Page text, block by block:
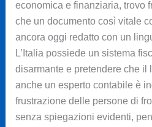
economica e finanziaria, trovo
che un documento così vitale
ancora oggi redatto con un
L’Italia possiede un sistema
disarmante e pretendere che il
anche un esperto contabile è
frustrazione delle persone di
senza spiegazioni evidenti,